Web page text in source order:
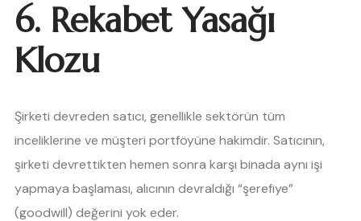
6. Rekabet Yasağı
Klozu
Şirketi devreden satıcı, genellikle sektörün tüm
inceliklerine ve müşteri portföyüne hakimdir. Satıcının,
şirketi devrettikten hemen sonra karşı binada aynı işi
yapmaya başlaması, alıcının devraldığı “şerefiye”
(goodwill) değerini yok eder.